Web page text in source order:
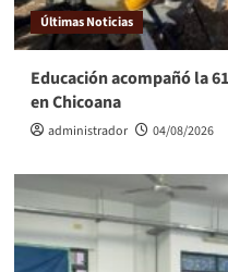
Últimas Noticias
Educación acompañó la
en Chicoana
administrador 04/08/2026